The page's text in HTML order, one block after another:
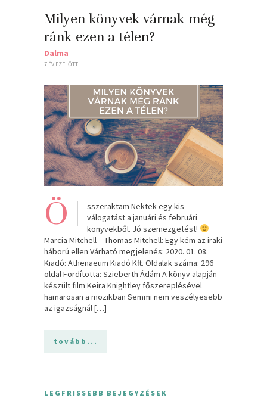
Milyen könyvek várnak még
ránk ezen a télen?
Dalma
7 ÉV EZELŐTT
Ö
sszeraktam Nektek egy kis
válogatást a januári és februári
könyvekből. Jó szemezgetést!
Marcia Mitchell – Thomas Mitchell: Egy kém az iraki
háború ellen Várható megjelenés: 2020. 01. 08.
Kiadó: Athenaeum Kiadó Kft. Oldalak száma: 296
oldal Fordította: Szieberth Ádám A könyv alapján
készült film Keira Knightley főszereplésével
hamarosan a mozikban Semmi nem veszélyesebb
az igazságnál […]
tovább...
LEGFRISSEBB BEJEGYZÉSEK